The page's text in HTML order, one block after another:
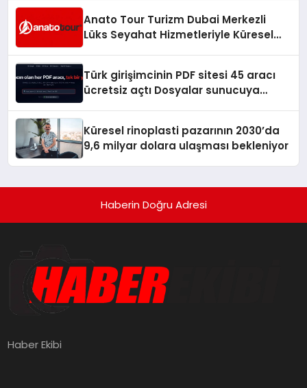
Anato Tour Turizm Dubai Merkezli
Lüks Seyahat Hizmetleriyle Küresel
Türk girişimcinin PDF sitesi 45 aracı
ücretsiz açtı Dosyalar sunucuya
Küresel rinoplasti pazarının 2030’da
9,6 milyar dolara ulaşması bekleniyor
Haberin Doğru Adresi
Haber Ekibi